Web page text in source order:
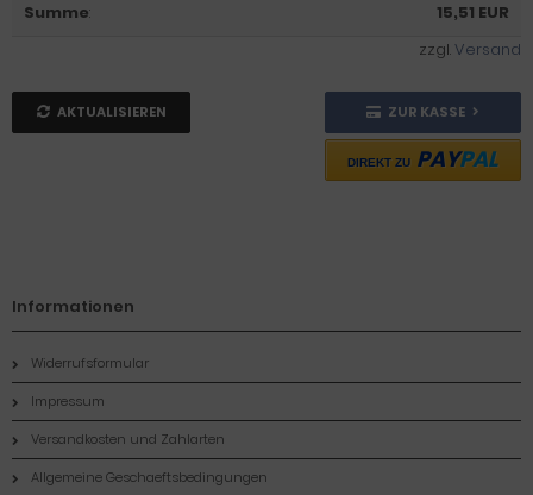
Summe:
15,51 EUR
zzgl.Versand
AKTUALISIEREN ZUR KASSE
DIREKT ZU PAYPAL
Informationen
Widerrufsformular
Impressum
Versandkosten und Zahlarten
Allgemeine Geschaeftsbedingungen